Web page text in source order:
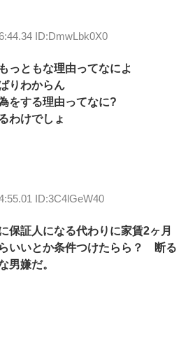
ID:DmwLbk0X0
っともな理由ってなによ
りわからん
をする理由ってなに?
わけでしょ
ID:3C4lGeW40
保証人になる代わりに家賃2ヶ月
いいとか条件つけたらら？ 断る
男嫌だ。